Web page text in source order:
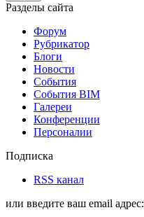
Разделы сайта
Форум
Рубрикатор
Блоги
Новости
События
События BIM
Галереи
Конференции
Персоналии
Подписка
RSS канал
или введите ваш email адрес: